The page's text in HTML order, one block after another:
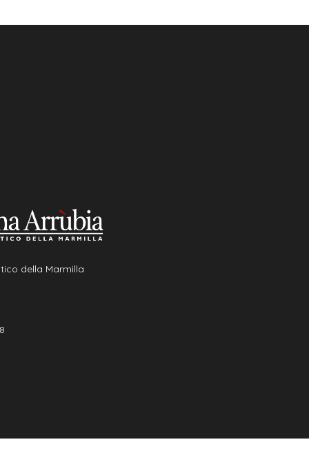
della Marmilla